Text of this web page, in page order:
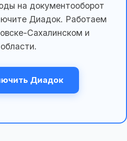
на документооборот
Диадок. Работаем
Сахалинском и
области.
Диадок